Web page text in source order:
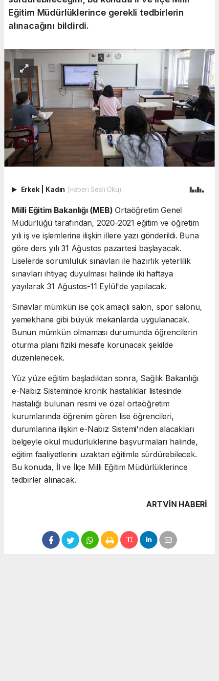
Eğitim Müdürlüklerince gerekli tedbirlerin
alınacağını bildirdi.
Erkek Kadın (Haberi Sesli Oku)
Milli Eğitim Bakanlığı (MEB) Ortaöğretim Genel
Müdürlüğü tarafından, 2020-2021 eğitim ve öğretim
yılı iş ve işlemlerine ilişkin illere yazı gönderildi. Buna
göre ders yılı 31 Ağustos pazartesi başlayacak.
Liselerde sorumluluk sınavları ile hazırlık yeterlilik
sınavları ihtiyaç duyulması halinde iki haftaya
yayılarak 31 Ağustos-11 Eylül'de yapılacak.
Sınavlar mümkün ise çok amaçlı salon, spor salonu,
yemekhane gibi büyük mekanlarda uygulanacak.
Bunun mümkün olmaması durumunda öğrencilerin
oturma planı fiziki mesafe korunacak şekilde
düzenlenecek.
Yüz yüze eğitim başladıktan sonra, Sağlık Bakanlığı
e-Nabız Sisteminde kronik hastalıklar listesinde
hastalığı bulunan resmi ve özel ortaöğretim
kurumlarında öğrenim gören lise öğrencileri,
durumlarına ilişkin e-Nabız Sistemi'nden alacakları
belgeyle okul müdürlüklerine başvurmaları halinde,
eğitim faaliyetlerini uzaktan eğitimle sürdürebilecek.
Bu konuda, İl ve İlçe Milli Eğitim Müdürlüklerince
tedbirler alınacak.
ARTVIN HABERİ